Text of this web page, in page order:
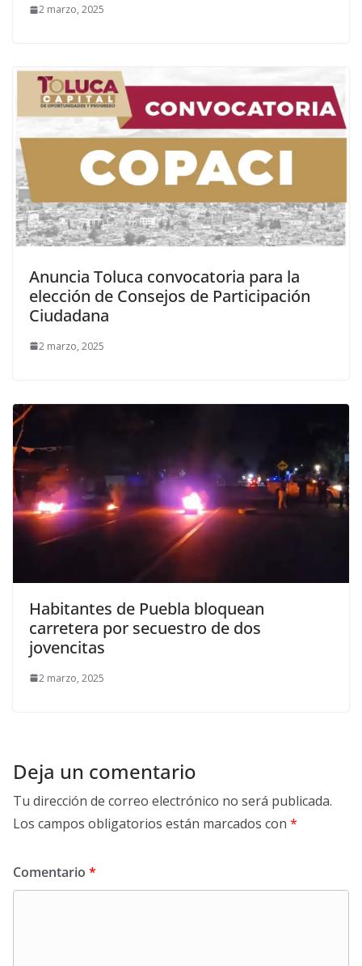
2 marzo, 2025
Anuncia Toluca convocatoria para la
elección de Consejos de Participación
Ciudadana
2 marzo, 2025
Habitantes de Puebla bloquean
carretera por secuestro de dos
jovencitas
2 marzo, 2025
Deja un comentario
Tu dirección de correo electrónico no será publicada.
Los campos obligatorios están marcados con *
Comentario *